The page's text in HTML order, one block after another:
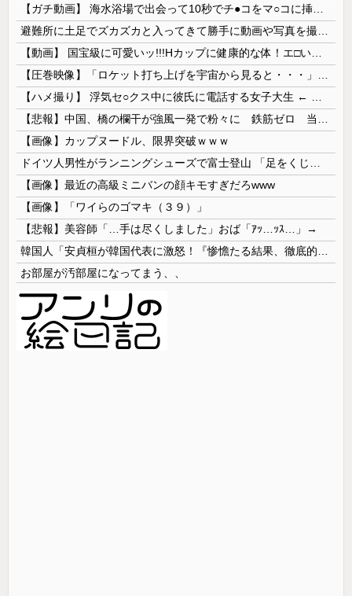
【画像】カップヌードル、限界突破ｗｗｗ
【画像】最近の高級ミニバンの顔キモすぎだろwww
【画像】「ワイらのゴマキ（３９）」
【悲報】美容師「…手は尽くしました」おば「ｱｯ…ｯｽ…」→
お部屋が汚部屋になってまう、、